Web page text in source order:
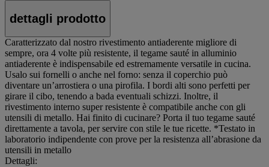
dettagli prodotto
Caratterizzato dal nostro rivestimento antiaderente migliore di
sempre, ora 4 volte più resistente, il tegame sauté in alluminio
antiaderente è indispensabile ed estremamente versatile in cucina.
Usalo sui fornelli o anche nel forno: senza il coperchio può
diventare un’arrostiera o una pirofila. I bordi alti sono perfetti per
girare il cibo, tenendo a bada eventuali schizzi. Inoltre, il
rivestimento interno super resistente è compatibile anche con gli
utensili di metallo. Hai finito di cucinare? Porta il tuo tegame sauté
direttamente a tavola, per servire con stile le tue ricette. *Testato in
laboratorio indipendente con prove per la resistenza all’abrasione da
utensili in metallo
Dettagli: